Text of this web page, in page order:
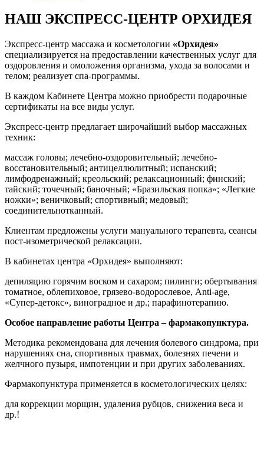
НАШ ЭКСПРЕСС-ЦЕНТР ОРХИДЕЯ
Экспресс-центр массажа и косметологии «Орхидея»
специализируется на предоставлении качественных услуг для
оздоровления и омоложения организма, ухода за волосами и
телом; реализует спа-программы.
В каждом Кабинете Центра можно приобрести подарочные
сертификаты на все виды услуг.
Экспресс-центр предлагает широчайший выбор массажных
техник:
массаж головы; лечебно-оздоровительный; лечебно-
восстановительный; антицеллюлитный; испанский;
лимфодренажный; креольский; релаксационный; финский;
тайский; точечный; баночный; «Бразильская попка»; «Легкие
ножки»; веничковый; спортивный; медовый;
соединительнотканный.
Клиентам предложены услуги мануального терапевта, сеансы
пост-изометрической релаксации.
В кабинетах центра «Орхидея» выполняют:
депиляцию горячим воском и сахаром; пилинги; обертывания
томатное, облепиховое, грязево-водорослевое, Anti-age,
«Супер-детокс», виноградное и др.; парафинотерапию.
Особое направление работы Центра – фармакопунктура.
Методика рекомендована для лечения болевого синдрома, при
нарушениях сна, спортивных травмах, болезнях печени и
желчного пузыря, импотенции и при других заболеваниях.
Фармакопунктура применяется в косметологических целях:
для коррекции морщин, удаления рубцов, снижения веса и
др.!